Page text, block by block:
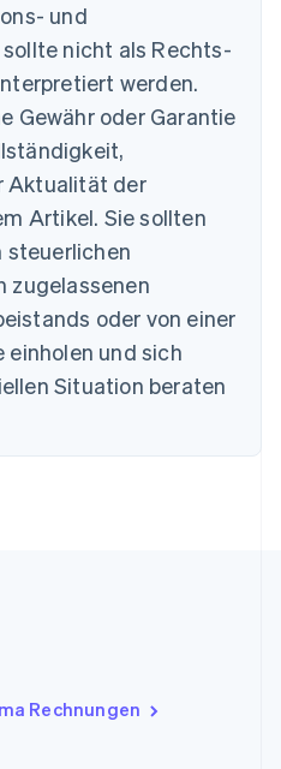
und
nicht als Rechts-
werden.
Gewähr oder Garantie
Aktualität der
Artikel. Sie sollten
steuerlichen
zugelassenen
oder von einer
und sich
Situation beraten
Rechnungen
English